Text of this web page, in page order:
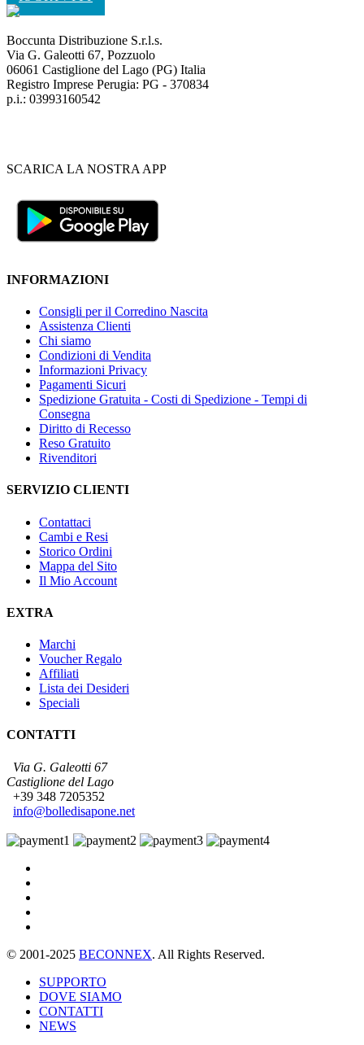
Boccunta Distribuzione S.r.l.s.
Via G. Galeotti 67, Pozzuolo
06061 Castiglione del Lago (PG) Italia
Registro Imprese Perugia: PG - 370834
p.i.: 03993160542
SCARICA LA NOSTRA APP
INFORMAZIONI
Consigli per il Corredino Nascita
Assistenza Clienti
Chi siamo
Condizioni di Vendita
Informazioni Privacy
Pagamenti Sicuri
Spedizione Gratuita - Costi di Spedizione - Tempi di
Consegna
Diritto di Recesso
Reso Gratuito
Rivenditori
SERVIZIO CLIENTI
Contattaci
Cambi e Resi
Storico Ordini
Mappa del Sito
Il Mio Account
EXTRA
Marchi
Voucher Regalo
Affiliati
Lista dei Desideri
Speciali
CONTATTI
Via G. Galeotti 67
Castiglione del Lago
+39 348 7205352
info@bolledisapone.net
© 2001-2025 BECONNEX. All Rights Reserved.
SUPPORTO
DOVE SIAMO
CONTATTI
NEWS